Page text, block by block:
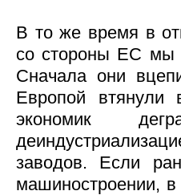
В то же время в
со стороны ЕС мы
Сначала они
Европой втянули
экономик
заводов. Если
машиностроении, в